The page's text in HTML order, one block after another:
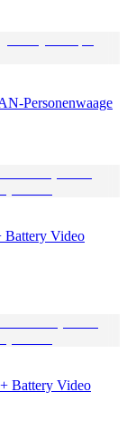
Personenwaage
Battery Video
Battery Video